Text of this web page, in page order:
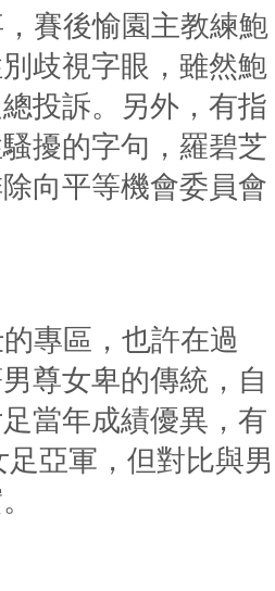
賽後愉園主教練鮑
歧視字眼，雖然鮑
投訴。另外，有指
擾的字句，羅碧芝
向平等機會委員會
專區，也許在過
尊女卑的傳統，自
當年成績優異，有
亞軍，但對比與男